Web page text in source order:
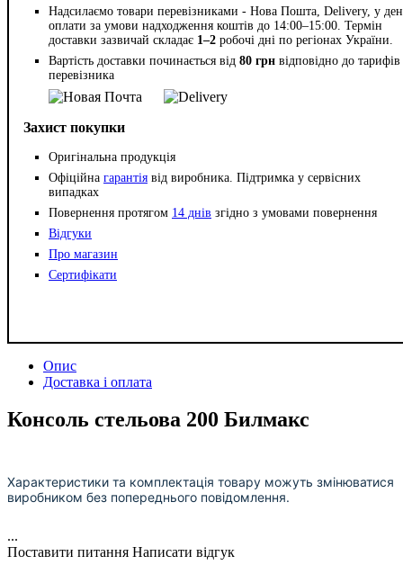
Надсилаємо товари перевізниками - Нова Пошта, Delivery, у
оплати за умови надходження коштів до 14:00–15:00. Термін
доставки зазвичай складає 1–2 робочі дні по регіонах України.
Вартість доставки починається від 80 грн відповідно до тарифів
перевізника
Захист покупки
Оригінальна продукція
Офіційна гарантія від виробника. Підтримка у сервісних
випадках
Повернення протягом 14 днів згідно з умовами повернення
Відгуки
Про магазин
Сертифікати
Опис
Доставка і оплата
Консоль стельова 200 Билмакс
Характеристики та комплектація товару можуть змінюватися
виробником без попереднього повідомлення.
...
Поставити питання Написати відгук